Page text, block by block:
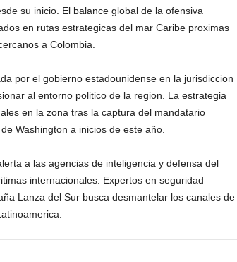
su inicio. El balance global de la ofensiva
en rutas estrategicas del mar Caribe proximas
a Colombia.
por el gobierno estadounidense en la jurisdiccion
al entorno politico de la region. La estrategia
en la zona tras la captura del mandatario
Washington a inicios de este año.
a las agencias de inteligencia y defensa del
internacionales. Expertos en seguridad
Lanza del Sur busca desmantelar los canales de